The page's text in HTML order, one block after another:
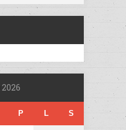
P L S